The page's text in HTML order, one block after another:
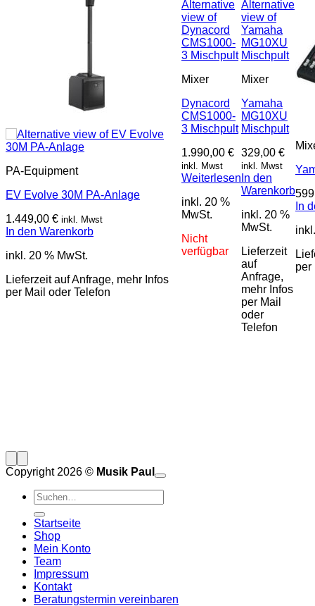
PA-Equipment
EV Evolve 30M PA-Anlage
1.449,00 € inkl. Mwst
In den Warenkorb
inkl. 20 % MwSt.
Lieferzeit auf Anfrage, mehr Infos
per Mail oder Telefon
Mixer
Dynacord
CMS1000-
3 Mischpult
1.990,00 €
inkl. Mwst
Weiterlesen
inkl. 20 %
MwSt.
Nicht
verfügbar
Mixer
Yamaha
MG10XU
Mischpult
329,00 €
inkl. Mwst
In den
Warenkorb
inkl. 20 %
MwSt.
Lieferzeit
auf
Anfrage,
mehr Infos
per Mail
oder
Telefon
In
per
Copyright 2026 © Musik Paul
Suchen
nach:
Startseite
Shop
Mein Konto
Team
Impressum
Kontakt
Beratungstermin vereinbaren